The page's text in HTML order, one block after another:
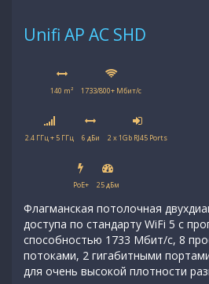
Unifi AP AC SHD
140 m² 1733/800+ Мбит/с
2.4 ГГц + 5 ГГц 6 дБи 2 x 1Gb RJ45 Ports
PoE+ 25 дБм
Флагманская потолочная
доступа по стандарту WiFi 5 с
способностью 1733 Мбит/с, 8
потоками, 2 гигабитными
для очень высокой плотности